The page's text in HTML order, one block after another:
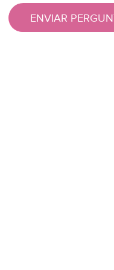
ENVIAR